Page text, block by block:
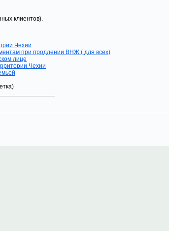
клиентов).
Чехии
при продлении ВНЖ ( для всех)
лице
Чехии